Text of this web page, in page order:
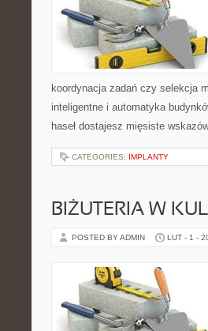
koordynacja zadań czy selekcja
inteligentne i automatyka
haseł dostajesz mięsiste
CATEGORIES: IMPLANTY
BIŻUTERIA W
POSTED BY ADMIN LUT - 1 -